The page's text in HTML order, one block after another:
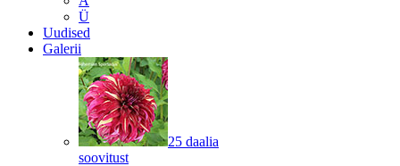
Ü
Uudised
Galerii
25 daalia
soovitust